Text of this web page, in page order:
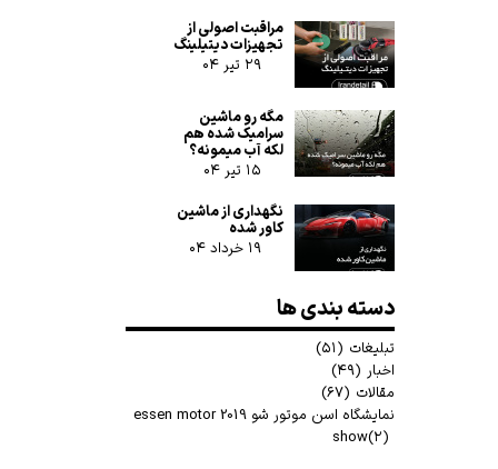
ارسال
مراقبت اصولی از
تجهیزات دیتیلینگ
۲۹ تیر ۰۴
مگه رو ماشین
سرامیک شده هم
لکه آب میمونه؟
۱۵ تیر ۰۴
نگهداری از ماشین
کاور شده
۱۹ خرداد ۰۴
دسته بندی ها
تبلیغات (۵۱)
اخبار (۴۹)
مقالات (۶۷)
نمایشگاه اسن موتور شو 2019 essen motor
show(۲)